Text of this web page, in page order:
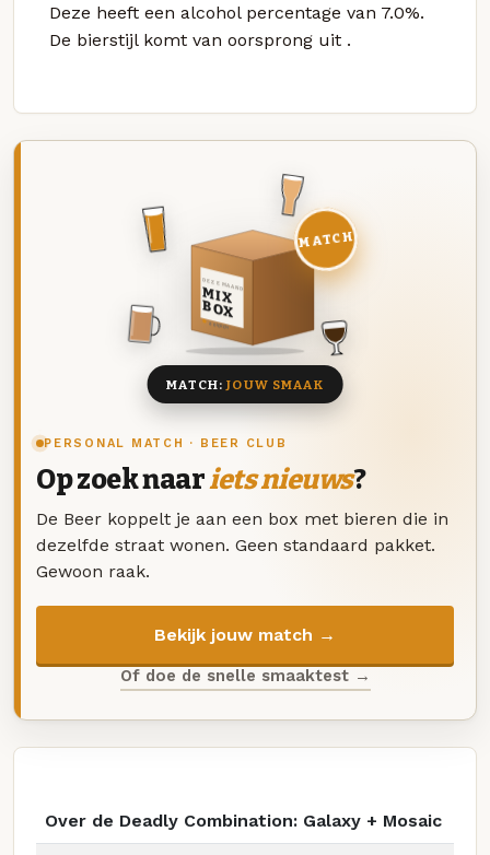
Deze heeft een alcohol percentage van 7.0%.
De bierstijl komt van oorsprong uit .
PERSONAL MATCH · BEER CLUB
Op zoek naariets nieuws?
De Beer koppelt je aan een box met bieren die in
dezelfde straat wonen. Geen standaard pakket.
Gewoon raak.
Bekijk jouw match →
Of doe de snelle smaaktest →
DEZE MAAND
MIX
BOX
8 BIEREN
MATCH
MATCH:JOUW SMAAK
Over de Deadly Combination: Galaxy + Mosaic